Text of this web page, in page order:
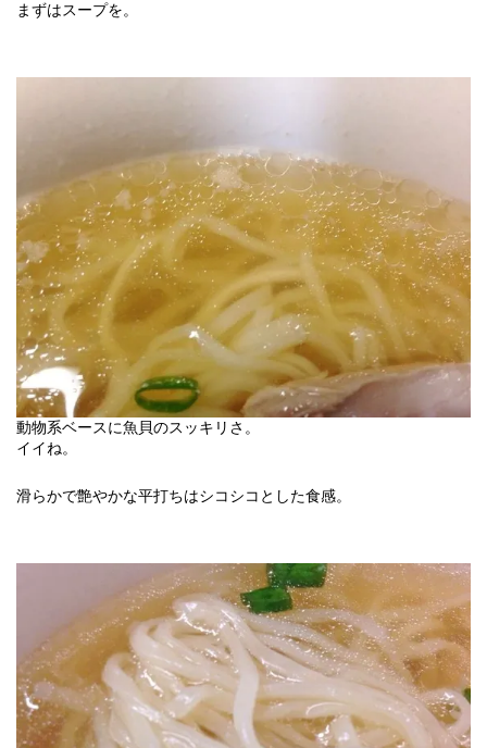
まずはスープを。
動物系ベースに魚貝のスッキリさ。
イイね。
滑らかで艶やかな平打ちはシコシコとした食感。